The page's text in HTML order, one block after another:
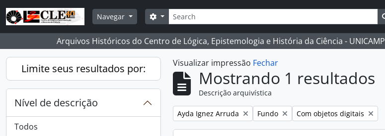
Skip to main content
Navegar
Buscar
Opções de busca
Arquivos Históricos do Centro de Lógica, Epistemologia e História da Ciência - UNICAMP
Limite seus resultados por:
Nível de descrição
Todos
Visualizar impressão Fechar
Mostrando 1 resultados
Descrição arquivística
Remover filtro:
Ayda Ignez Arruda Remover filtro:
Fundo Remover filtro:
Com objetos digitais